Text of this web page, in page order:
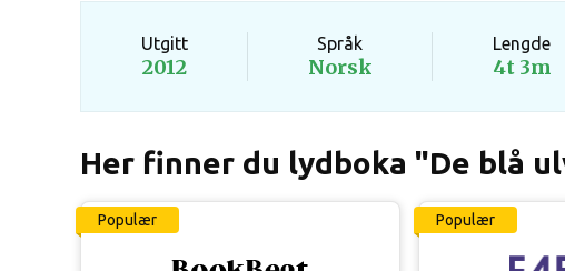
Utgitt
2012
Språk
Norsk
Lengde
4t 3m
Her finner du lydboka "De blå
Populær Populær